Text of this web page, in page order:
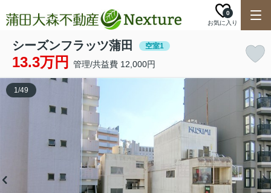
お気に入り
0
シーズンフラッツ蒲田 空室1
13.3万円 管理/共益費 12,000円
1/49